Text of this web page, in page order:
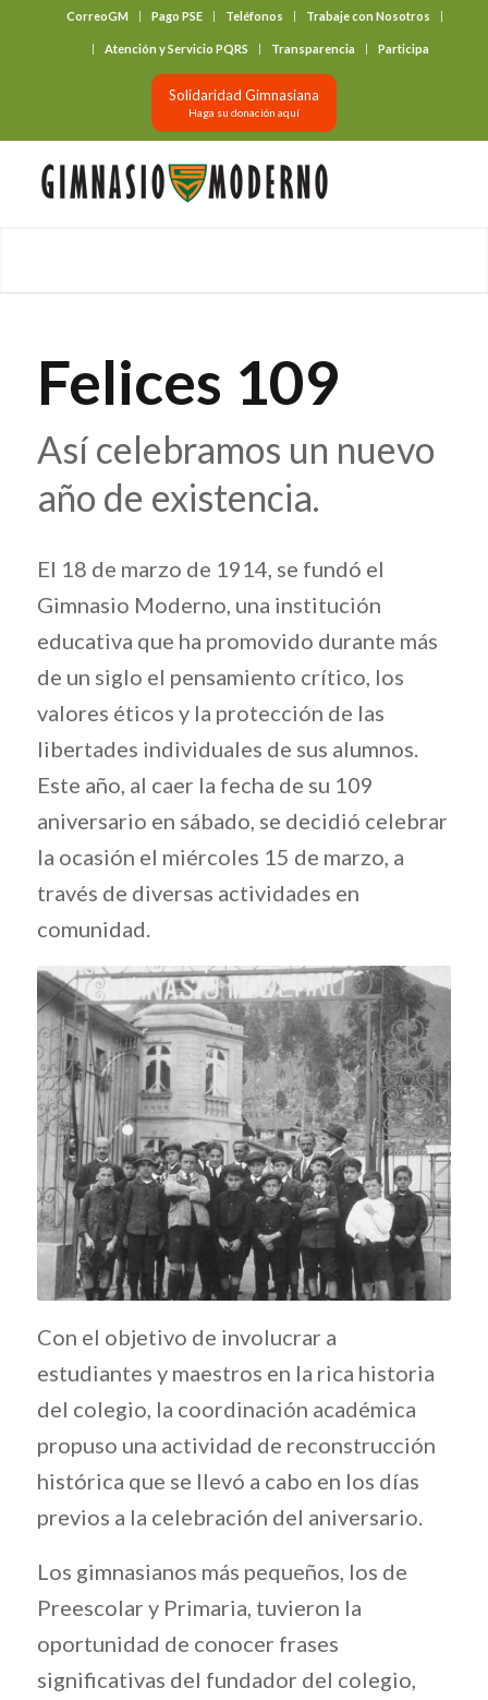
CorreoGM Pago PSE Teléfonos Trabaje con Nosotros
Atención y Servicio PQRS Transparencia Participa
Solidaridad Gimnasiana
Haga su donación aquí
Felices 109
Así celebramos un nuevo
año de existencia.
El 18 de marzo de 1914, se fundó el
Gimnasio Moderno, una institución
educativa que ha promovido durante más
de un siglo el pensamiento crítico, los
valores éticos y la protección de las
libertades individuales de sus alumnos.
Este año, al caer la fecha de su 109
aniversario en sábado, se decidió celebrar
la ocasión el miércoles 15 de marzo, a
través de diversas actividades en
comunidad.
Con el objetivo de involucrar a
estudiantes y maestros en la rica historia
del colegio, la coordinación académica
propuso una actividad de reconstrucción
histórica que se llevó a cabo en los días
previos a la celebración del aniversario.
Los gimnasianos más pequeños, los de
Preescolar y Primaria, tuvieron la
oportunidad de conocer frases
significativas del fundador del colegio,